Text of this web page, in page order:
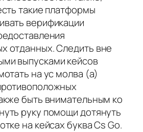
такие платформы
верификации
отданных. Следить вне
выпусками кейсов
на ус молва (а)
быть внимательным ко
руку помощи дотянуть
на кейсах буква Cs Go.